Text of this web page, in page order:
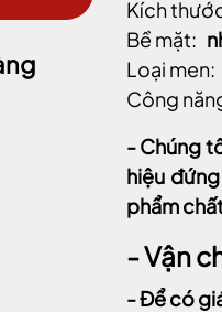
Kích
Bề mặt:
Loại men:
Công
- Chúng
hiệu
phẩm
- Vận
- Để có